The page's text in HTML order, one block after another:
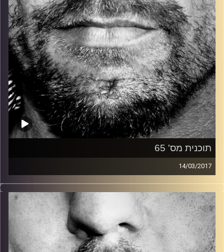
תוכנית מס' 65
14/03/2017
זיפים, מוזיקה מחוספסת של הופעות חיות. הרבה ג'אם, רוק,
בלוז, bluegrass, ג'אז, Fאנק, פרוגרסיב ואפילו אלקטרוניקה.
כל מה שחי, אמיתי ונושם.
עם שמוליק רגב.
קרדיט תמונות: David Goehring